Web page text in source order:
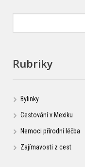
Rubriky
Bylinky
Cestování v Mexiku
Nemoci přírodní léčba
Zajímavosti z cest